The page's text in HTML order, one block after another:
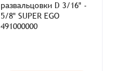
развальцовки D 3/16" -
5/8" SUPER EGO
491000000